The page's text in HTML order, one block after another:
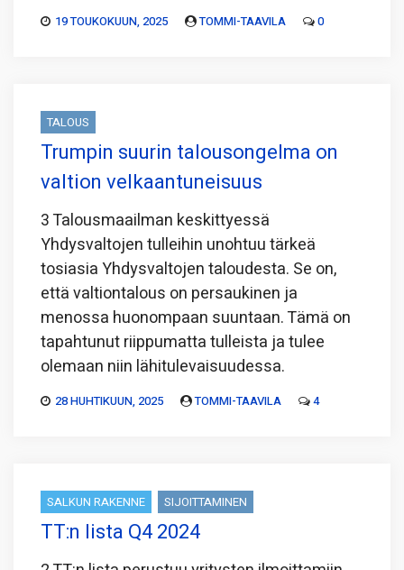
19 TOUKOKUUN, 2025 TOMMI-TAAVILA 0
TALOUS
Trumpin suurin talousongelma on
valtion velkaantuneisuus
3 Talousmaailman keskittyessä
Yhdysvaltojen tulleihin unohtuu tärkeä
tosiasia Yhdysvaltojen taloudesta. Se on,
että valtiontalous on persaukinen ja
menossa huonompaan suuntaan. Tämä on
tapahtunut riippumatta tulleista ja tulee
olemaan niin lähitulevaisuudessa.
28 HUHTIKUUN, 2025 TOMMI-TAAVILA 4
SALKUN RAKENNE SIJOITTAMINEN
TT:n lista Q4 2024